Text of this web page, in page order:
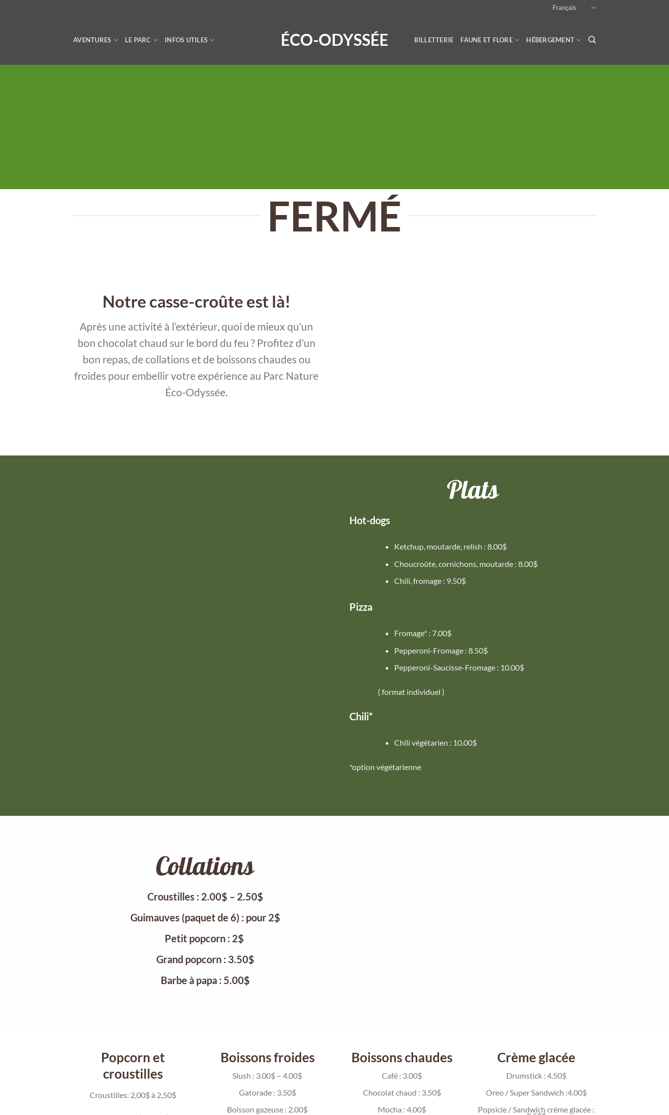
Français
ÉCO-ODYSSÉE
AVENTURES LE PARC INFOS UTILES BILLETTERIE FAUNE ET FLORE HÉBERGEMENT
FERMÉ
Notre casse-croûte est là!
Après une activité à l’extérieur, quoi de mieux qu’un
bon chocolat chaud sur le bord du feu ? Profitez d’un
bon repas, de collations et de boissons chaudes ou
froides pour embellir votre expérience au Parc Nature
Éco-Odyssée.
Plats
Hot-dogs
Ketchup, moutarde, relish : 8.00$
Choucroûte, cornichons, moutarde : 8.00$
Chili, fromage : 9.50$
Pizza
Fromage* : 7.00$
Pepperoni-Fromage : 8.50$
Pepperoni-Saucisse-Fromage : 10.00$
( format individuel )
Chili*
Chili végétarien : 10.00$
*option végétarienne
Collations
Croustilles : 2.00$ – 2.50$
Guimauves (paquet de 6) : pour 2$
Petit popcorn : 2$
Grand popcorn : 3.50$
Barbe à papa : 5.00$
Popcorn et
croustilles
Croustilles: 2,00$ à 2,50$
Boissons froides
Slush : 3.00$ – 4.00$
Gatorade : 3.50$
Boisson gazeuse : 2.00$
Boissons chaudes
Café : 3.00$
Chocolat chaud : 3.50$
Mocha : 4.00$
Crème glacée
Drumstick : 4.50$
Oreo / Super Sandwich :4.00$
Popsicle / Sandwich crème glacée :